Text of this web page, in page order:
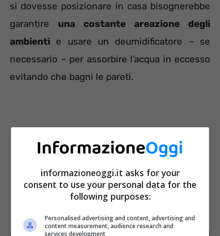
si dovesse posizionare in casa bisognerebbe
garantire una costante areazione degli
ambienti e usare un deumidificatore – se
necessario – per assorbire l’acqua in eccesso
evitando che bagni le pareti.
informazioneoggi.it asks for your
consent to use your personal data for the
following purposes:
Personalised advertising and content, advertising and
content measurement, audience research and
services development